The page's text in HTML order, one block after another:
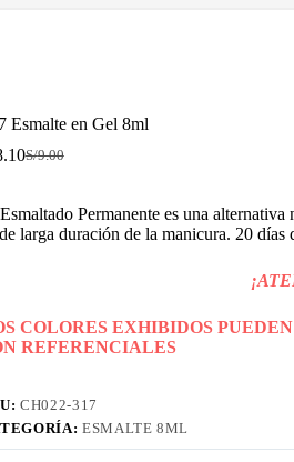
Esmalte en Gel 8ml
S/9.00
El
original
era:
S/9.00.
El
actual
es:
S/8.10.
Permanente es una
larga duración de la manicura. 20 días
COLORES EXHIBIDOS
REFERENCIALES
CH022-317
ESMALTE 8ML